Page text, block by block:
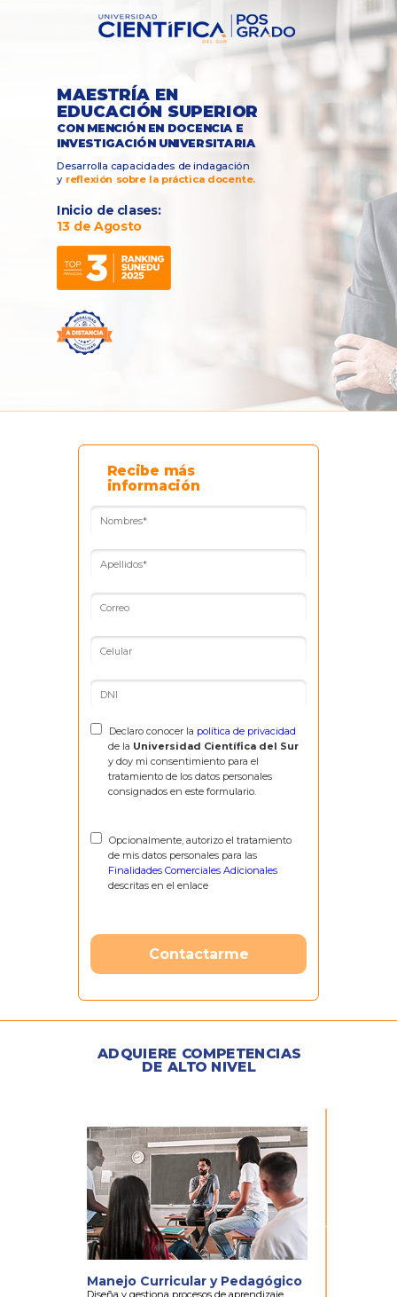
MAESTRÍA EN
EDUCACIÓN SUPERIOR
Desarrolla capacidades de indagación
y reflexión sobre la práctica docente.
Inicio de clases:
13 de Agosto
Declaro conocer la política de privacidad
de la Universidad Científica del Sur
y doy mi consentimiento para el
tratamiento de los datos personales
consignados en este formulario.
Opcionalmente, autorizo el tratamiento
de mis datos personales para las
Finalidades Comerciales Adicionales
descritas en el enlace
Contactarme
Recibe más
información
ADQUIERE COMPETENCIAS
DE ALTO NIVEL
Manejo Curricular y Pedagógico
Diseña y gestiona procesos de aprendizaje
CON MENCIÓN EN DOCENCIA E
INVESTIGACIÓN UNIVERSITARIA